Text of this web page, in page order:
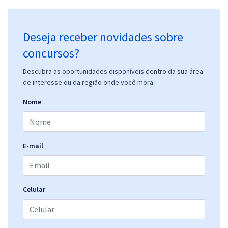
Deseja receber novidades sobre
concursos?
Descubra as oportunidades disponíveis dentro da sua área
de interesse ou da região onde você mora.
Nome
E-mail
Celular